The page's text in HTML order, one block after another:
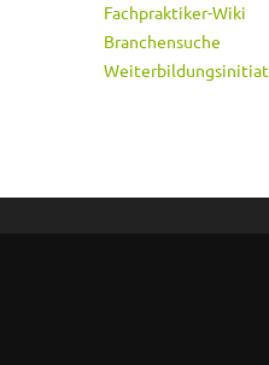
Fachpraktiker-Wiki
Branchensuche